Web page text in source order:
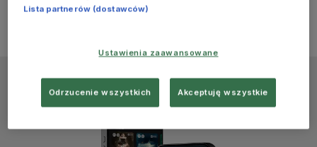
Lista partnerów (dostawców)
Ustawienia zaawansowane
Odrzucenie wszystkich Akceptuję wszystkie